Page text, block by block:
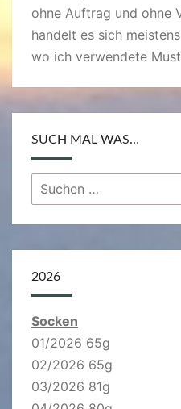
ohne Auftrag und ohne
handelt es sich
wo ich verwendete
SUCH MAL WAS…
Suchen
nach:
2026
Socken
01/2026 65g
02/2026 65g
03/2026 81g